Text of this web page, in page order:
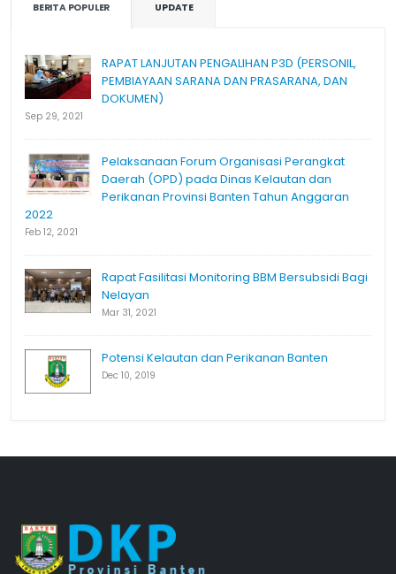
BERITA POPULER UPDATE
RAPAT LANJUTAN PENGALIHAN P3D (PERSONIL,
PEMBIAYAAN SARANA DAN PRASARANA, DAN
DOKUMEN)
Sep 29, 2021
Pelaksanaan Forum Organisasi Perangkat
Daerah (OPD) pada Dinas Kelautan dan
Perikanan Provinsi Banten Tahun Anggaran
2022
Feb 12, 2021
Rapat Fasilitasi Monitoring BBM Bersubsidi Bagi
Nelayan
Mar 31, 2021
Potensi Kelautan dan Perikanan Banten
Dec 10, 2019